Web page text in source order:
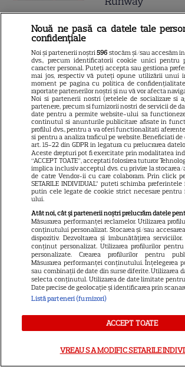
9
VEDETE STRĂINE
Meryl Streep,
impresionant
Hathaway și
„Diavolul se
Prada 2”. Ce
actrițele
13
VEDETE STRĂINE
Tom Holland,
pentru noul său
promisiune a
după momentele
a făcut senzație
13
SKYSHOWTIME
Scarlett
Scott Thomas,
și fiică pe ecran în
Mother's
apare filmul pe
Nouă ne pasă ca datele tale
confidențiale
Noi și partenerii noștri596 stocăm și/sau accesăm
dvs., precum identificatorii cookie unici pentru
caracter personal. Puteți accepta sau gestiona
mai jos, respectiv vă puteți opune utilizării unui
moment pe pagina cu politica de
raportate partenerilor noștri și nu vă vor afecta
Noi si partenerii nostri (retelele de socializare si
partenere, precum si furnizorii nostri de servicii de
date pentru a permite website-ului sa
continutul si anunturile publicitare afisate in
profilul dvs., pentru a va oferi functionalitati
si pentru a analiza traficul pe website. Beneficiati
art. 15-22 din GDPR in legatura cu prelucrarea
Aceste drepturi pot fi exercitate prin modalitatea
“ACCEPT TOATE”, acceptati folosirea tuturor
implica inclusiv acceptul dvs. cu privire la
de catre Vendor-ii cu care colaboram. Prin click pe
SETARILE INDIVIDUAL” puteti schimba
putin cele legate de cookie strict necesare
ului.
Atât noi, cât și partenerii noștri prelucrăm datele
Măsurarea performanței reclamelor. Utilizarea
conținutului personalizat. Stocarea și/sau
dispozitiv. Dezvoltarea și îmbunătățirea
conținut personalizat. Utilizarea profilurilor
personalizate. Crearea profilurilor pentru
Măsurarea performanței conținutului. Înțelegerea
sau combinații de date din surse diferite. Utilizarea
selecta conținutul. Utilizarea de date limitate
Date precise de geolocație și identificarea prin
Listă parteneri (furnizori)
ACCEPT TOATE
VREAU SA MODIFIC SETARILE